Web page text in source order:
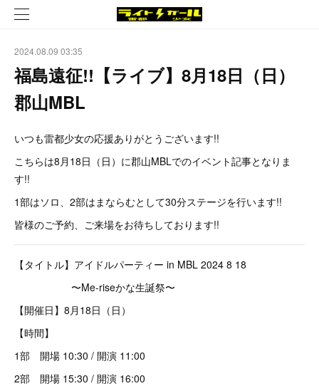
2024.08.09 03:35
福島遠征!!【ライブ】8月18日（日）
郡山MBL
いつも雷都少女の応援ありがとうございます!!
こちらは8月18日（日）に郡山MBLでのイベント記事となりま
す!!
1部はソロ、2部はまならむとして30分ステージを行います!!
皆様のご予約、ご来場をお待ちしております!!
【タイトル】アイドルパーティー in MBL 2024 8 18
〜Me-riseかな生誕祭〜
【開催日】8月18日（日）
【時間】
1部 開場 10:30 / 開演 11:00
2部 開場 15:30 / 開演 16:00